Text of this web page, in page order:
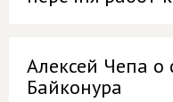
Алексей Чепа о
Байконура